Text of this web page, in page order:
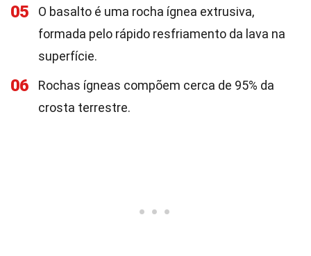
05
O basalto é uma rocha ígnea extrusiva,
formada pelo rápido resfriamento da lava na
superfície.
06
Rochas ígneas compõem cerca de 95% da
crosta terrestre.